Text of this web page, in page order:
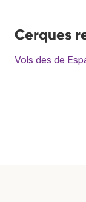
Cerques
Vols des de